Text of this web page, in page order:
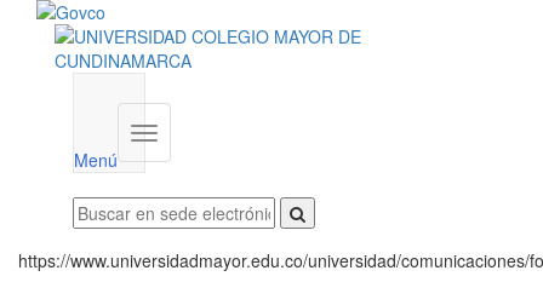
Menú
Menú
institucional
https://www.universidadmayor.edu.co/universidad/comunicaciones/